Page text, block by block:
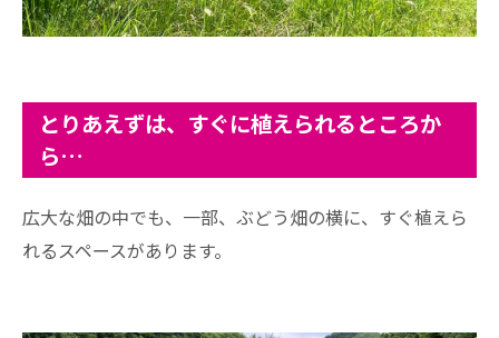
とりあえずは、すぐに植えられるところか
ら…
広大な畑の中でも、一部、ぶどう畑の横に、すぐ植えら
れるスペースがあります。